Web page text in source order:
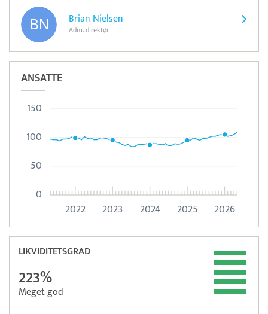
Brian Nielsen
Adm. direktør
ANSATTE
2022 2023 2024 2025 2026
0
50
100
150
LIKVIDITETSGRAD
223%
Meget god